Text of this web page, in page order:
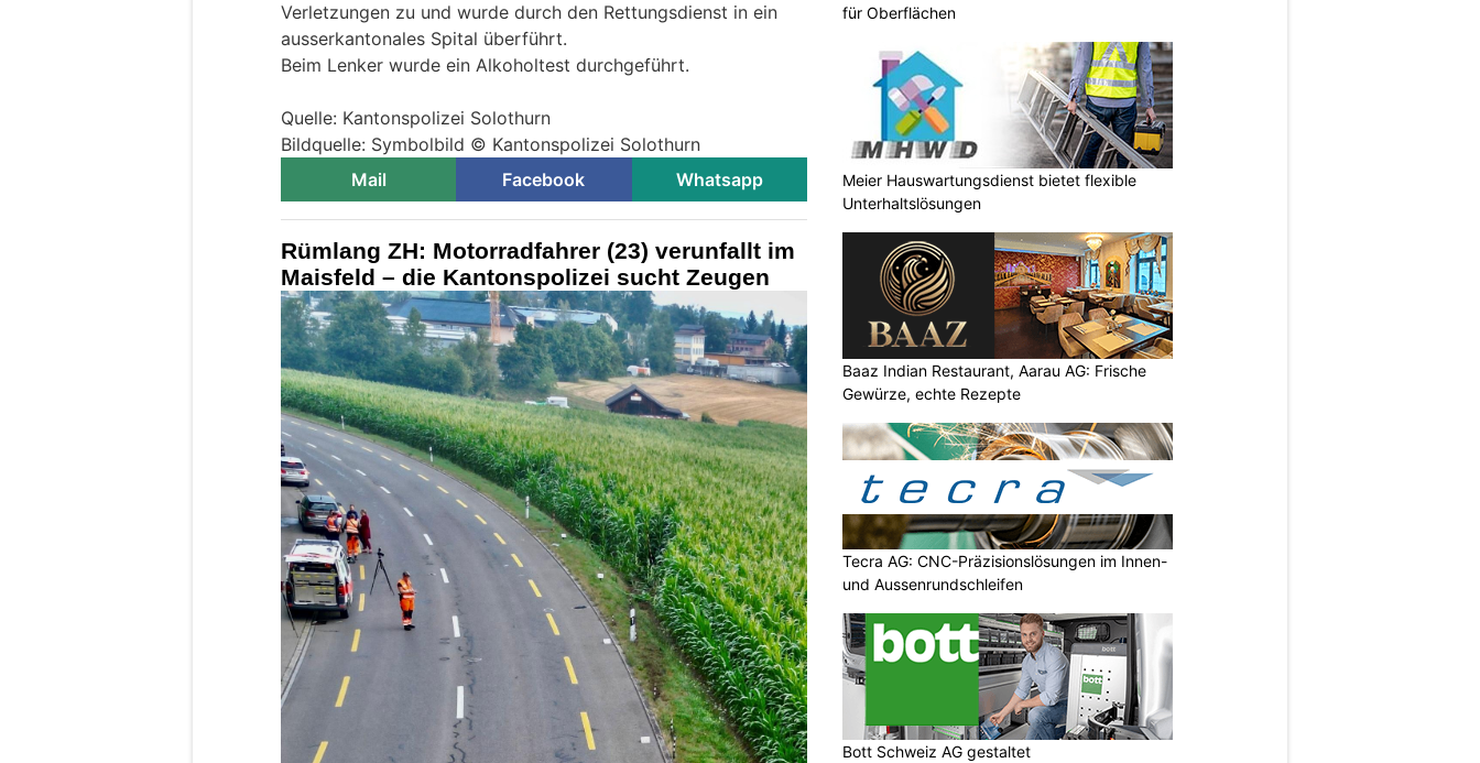
Verletzungen zu und wurde durch den Rettungsdienst in ein
ausserkantonales Spital überführt.
Beim Lenker wurde ein Alkoholtest durchgeführt.
Quelle: Kantonspolizei Solothurn
Bildquelle: Symbolbild © Kantonspolizei Solothurn
Mail
Facebook Whatsapp
Rümlang ZH: Motorradfahrer (23) verunfallt im
Maisfeld – die Kantonspolizei sucht Zeugen
für Oberflächen
Meier Hauswartungsdienst bietet flexible
Unterhaltslösungen
Baaz Indian Restaurant, Aarau AG: Frische
Gewürze, echte Rezepte
Tecra AG: CNC-Präzisionslösungen im Innen-
und Aussenrundschleifen
Bott Schweiz AG gestaltet